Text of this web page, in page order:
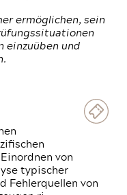
ermöglichen, sein
einzuüben und
von
typischer
Fehlerquellen von